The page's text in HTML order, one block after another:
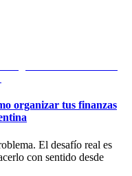
organizar tus finanzas
El desafío real es
con sentido desde